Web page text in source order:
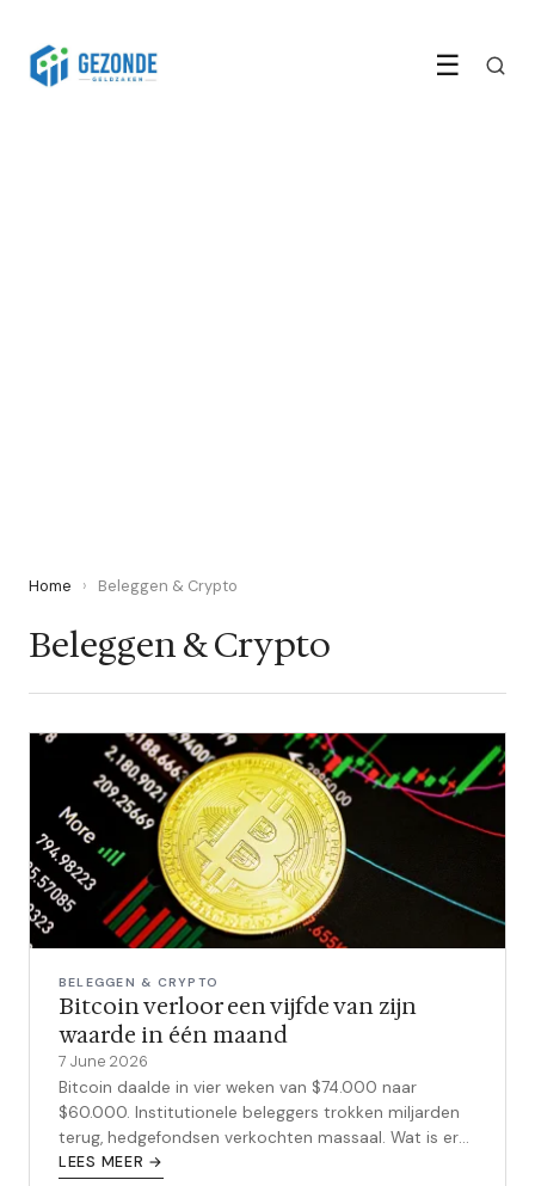
☰
Home › Beleggen & Crypto
Beleggen & Crypto
BELEGGEN & CRYPTO
Bitcoin verloor een vijfde van zijn
waarde in één maand
7 June 2026
Bitcoin daalde in vier weken van $74.000 naar
$60.000. Institutionele beleggers trokken miljarden
terug, hedgefondsen verkochten massaal. Wat is er
precies aan de hand en wat kun jij als belegger nu
LEES MEER →